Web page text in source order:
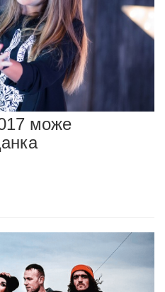
може